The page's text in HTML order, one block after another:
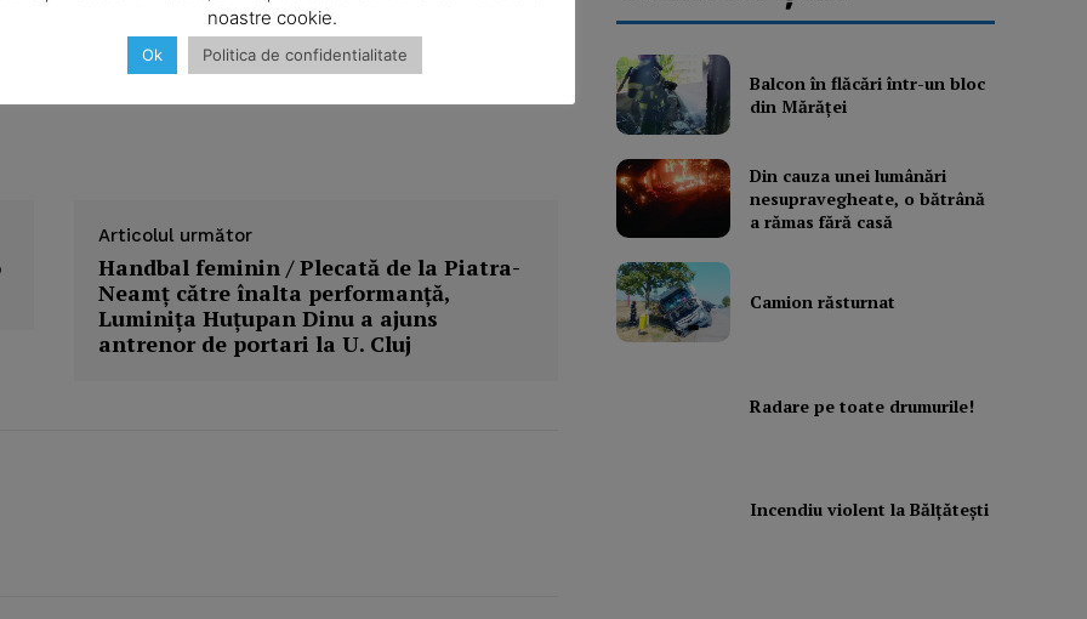
Articolul următor
Handbal feminin / Plecată de la Piatra-
Neamţ către înalta performanţă,
Luminiţa Huţupan Dinu a ajuns
antrenor de portari la U. Cluj
Balcon în flăcări într-un bloc
din Mărăţei
Din cauza unei lumânări
nesupravegheate, o bătrână
a rămas fără casă
Camion răsturnat
Radare pe toate drumurile!
Incendiu violent la Bălţăteşti
noastre cookie.
Ok Politica de confidentialitate